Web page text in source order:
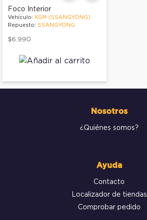
Foco Interior
Vehículo: KGM (SSANGYONG)
Repuesto: SSANGYONG
$6.990
Nosotros
¿Quiénes somos?
Ayuda
Contacto
Localizador de tiendas
Comprobar pedido